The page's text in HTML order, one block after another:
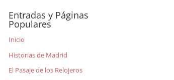
Entradas y Páginas
Populares
Inicio
Historias de Madrid
El Pasaje de los Relojeros